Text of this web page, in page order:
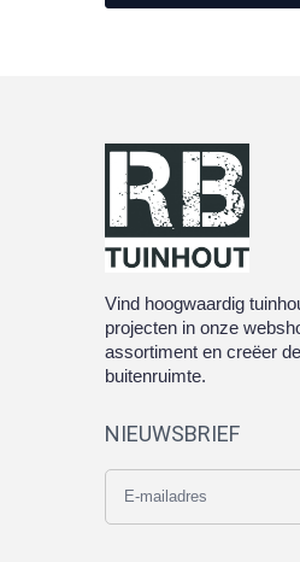
Vind hoogwaardig
projecten in onze
assortiment en creëer
buitenruimte.
NIEUWSBRIEF